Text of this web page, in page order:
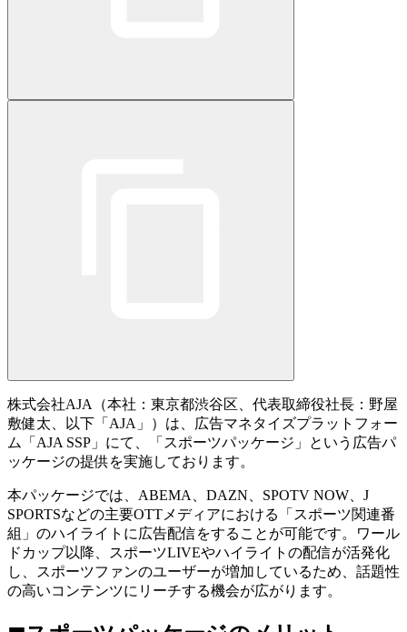
株式会社AJA（本社：東京都渋谷区、代表取締役社長：野屋
敷健太、以下「AJA」）は、広告マネタイズプラットフォー
ム「AJA SSP」にて、「スポーツパッケージ」という広告パ
ッケージの提供を実施しております。
本パッケージでは、 ABEMA DAZN SPOTV NOW
J
SPORTSなどの主要OTTメディアにおける「スポーツ関連番
組」のハイライトに広告配信をすることが可能です。ワール
ドカップ以降、スポーツLIVEやハイライトの配信が活発化
し、スポーツファンのユーザーが増加しているため、話題性
の高いコンテンツにリーチする機会が広がります。